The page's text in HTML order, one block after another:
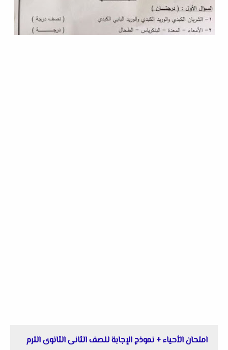
امتحان الأحياء + نموذج الإجابة للصف الثانى الثانوى الترم